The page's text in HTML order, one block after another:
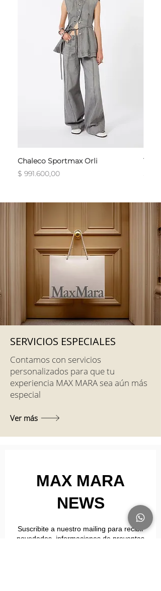
Chaleco Sportmax Orli
Precio
$ 991.600,00
T-
SERVICIOS ESPECIALES
Contamos con servicios
personalizados para que tu
experiencia MAX MARA sea aún más
especial
Ver más